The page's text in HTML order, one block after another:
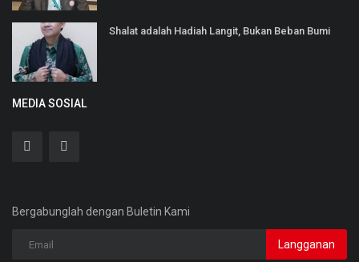
Shalat adalah Hadiah Langit, Bukan Beban Bumi
MEDIA SOSIAL
Bergabunglah dengan Buletin Kami
Langganan